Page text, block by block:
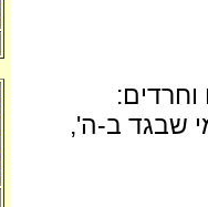
שבגד ב-ה',